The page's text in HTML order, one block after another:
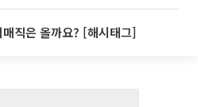
직은 올까요? [해시태그]